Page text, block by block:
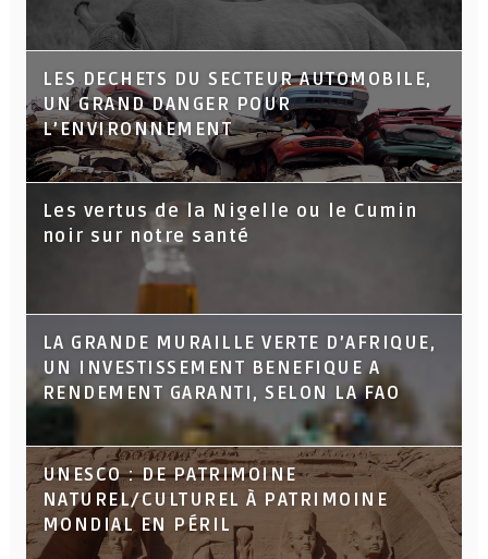
LES DECHETS DU SECTEUR AUTOMOBILE,
UN GRAND DANGER POUR
L’ENVIRONNEMENT
Les vertus de la Nigelle ou le Cumin
noir sur notre santé
LA GRANDE MURAILLE VERTE D’AFRIQUE,
UN INVESTISSEMENT BENEFIQUE A
RENDEMENT GARANTI, SELON LA FAO
UNESCO : DE PATRIMOINE
NATUREL/CULTUREL À PATRIMOINE
MONDIAL EN PÉRIL